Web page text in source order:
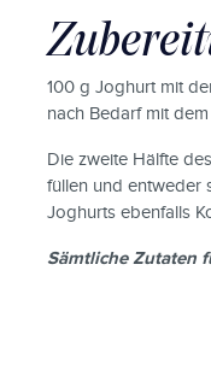
100 g Joghurt mit
nach Bedarf mit
Die zweite Hälfte
füllen und entweder
Joghurts ebenfalls
Sämtliche Zutaten